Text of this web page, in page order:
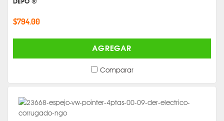
$794.00
AGREGAR
Comparar